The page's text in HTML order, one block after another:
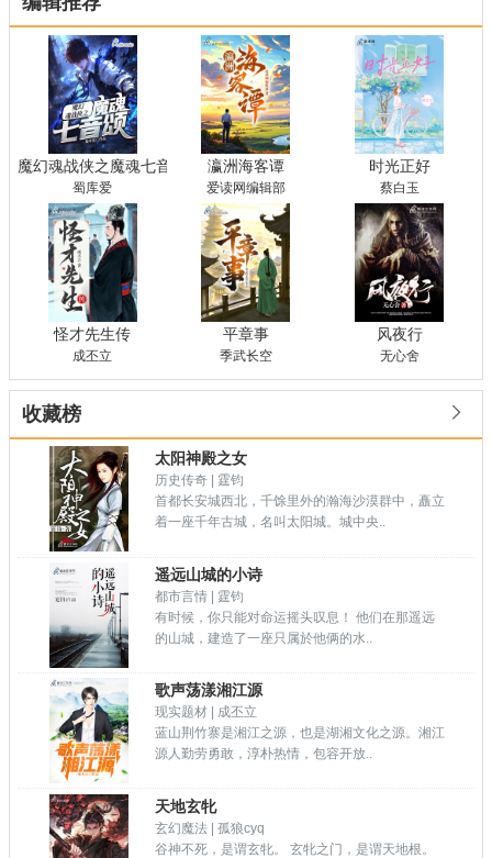
魔幻魂战侠之魔魂七音颂
蜀库爱
瀛洲海客谭
爱读网编辑部
时光正好
蔡白玉
怪才先生传
成丕立
平章事
季武长空
风夜行
无心舍
收藏榜 
太阳神殿之女
历史传奇 | 霆钧
首都长安城西北，千馀里外的瀚海沙漠群中，矗立
着一座千年古城，名叫太阳城。城中央..
遥远山城的小诗
都市言情 | 霆钧
有时候，你只能对命运摇头叹息！ 他们在那遥远
的山城，建造了一座只属於他俩的水..
歌声荡漾湘江源
现实题材 | 成丕立
蓝山荆竹寨是湘江之源，也是湖湘文化之源。湘江
源人勤劳勇敢，淳朴热情，包容开放..
天地玄牝
玄幻魔法 | 孤狼cyq
谷神不死，是谓玄牝。 玄牝之门，是谓天地根。